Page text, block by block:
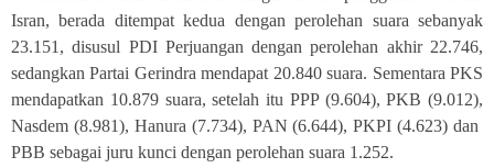
Isran, berada ditempat kedua dengan perolehan suara sebanyak
23.151, disusul PDI Perjuangan dengan perolehan akhir 22.746,
sedangkan Partai Gerindra mendapat 20.840 suara. Sementara PKS
mendapatkan 10.879 suara, setelah itu PPP (9.604), PKB (9.012),
Nasdem (8.981), Hanura (7.734), PAN (6.644), PKPI (4.623) dan
PBB sebagai juru kunci dengan perolehan suara 1.252.